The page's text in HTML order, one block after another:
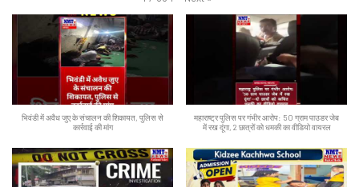
भिवंडी में अवैध जुए के संचालन की शिकायत, पुलिस से
कार्रवाई की मांग
महाराष्ट्र पुलिस पर गंभीर आरोप: 50 ग्राम पाउडर जेब
में रख दूंगा, 2 छात्रों को धमकी का वीडियो वायरल